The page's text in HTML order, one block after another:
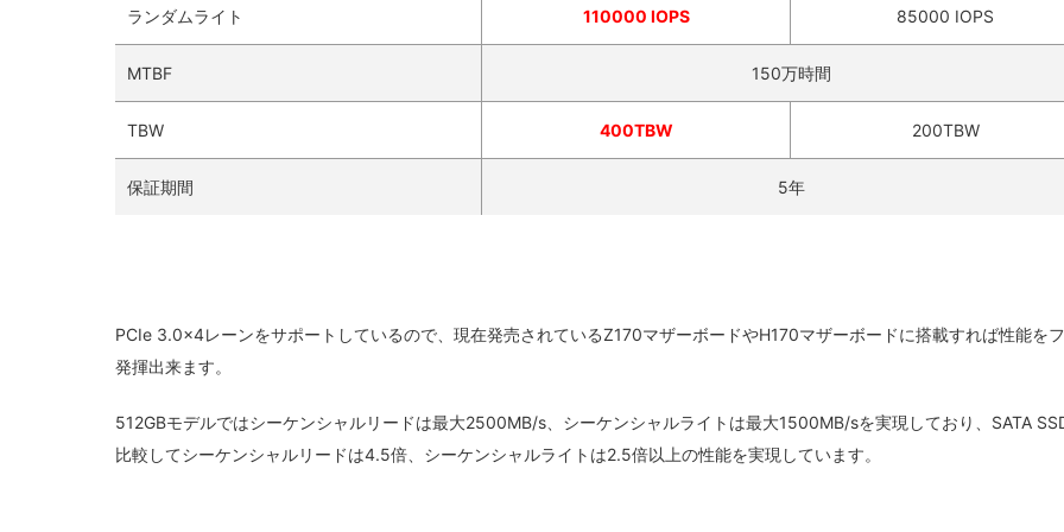
ランダムライト 110000 IOPS 85000 IOPS
MTBF 150万時間
TBW 400TBW 200TBW
保証期間 5年
PCIe 3.0x4レーンをサポートしているので、現在発売されているZ170マザーボードやH170マザーボードに搭載すれば性能を
発揮出来ます。
512GBモデルではシーケンシャルリードは最大2500MB/s、シーケンシャルライトは最大1500MB/sを実現しており、SATA
比較してシーケンシャルリードは4.5倍、シーケンシャルライトは2.5倍以上の性能を実現しています。